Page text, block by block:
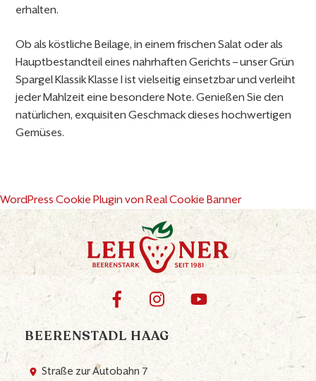
erhalten.
Ob als köstliche Beilage, in einem frischen Salat oder als
Hauptbestandteil eines nahrhaften Gerichts – unser Grün
Spargel Klassik Klasse I ist vielseitig einsetzbar und verleiht
jeder Mahlzeit eine besondere Note. Genießen Sie den
natürlichen, exquisiten Geschmack dieses hochwertigen
Gemüses.
WordPress Cookie Plugin von Real Cookie Banner
BEERENSTADL HAAG
Straße zur Autobahn 7